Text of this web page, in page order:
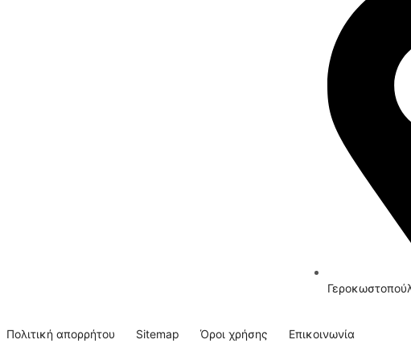
Πολιτική απορρήτου Sitemap Όροι χρήσης Επικοινωνία